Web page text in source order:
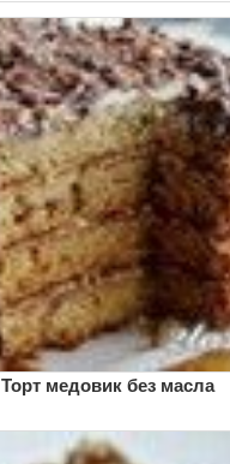
Торт медовик без масла